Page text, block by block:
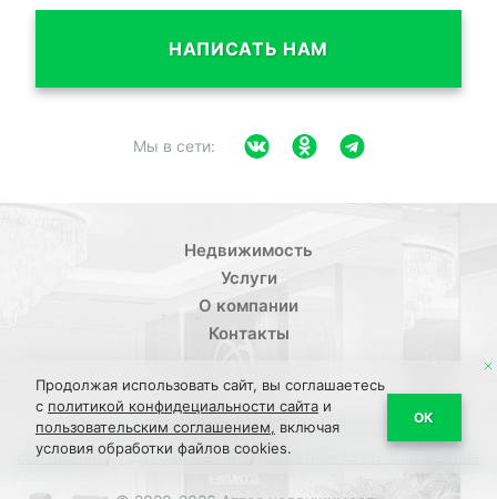
НАПИСАТЬ НАМ
Мы в сети:
Недвижимость
Услуги
О компании
Контакты
Политика конфиденциальности/Пользовательское
соглашение/ПДН Соглашение/Обратная связь Соглашение
Продолжая использовать сайт, вы соглашаетесь
с политикой конфидециальности сайта и
пользовательским соглашением, включая
условия обработки файлов cookies.
ОК